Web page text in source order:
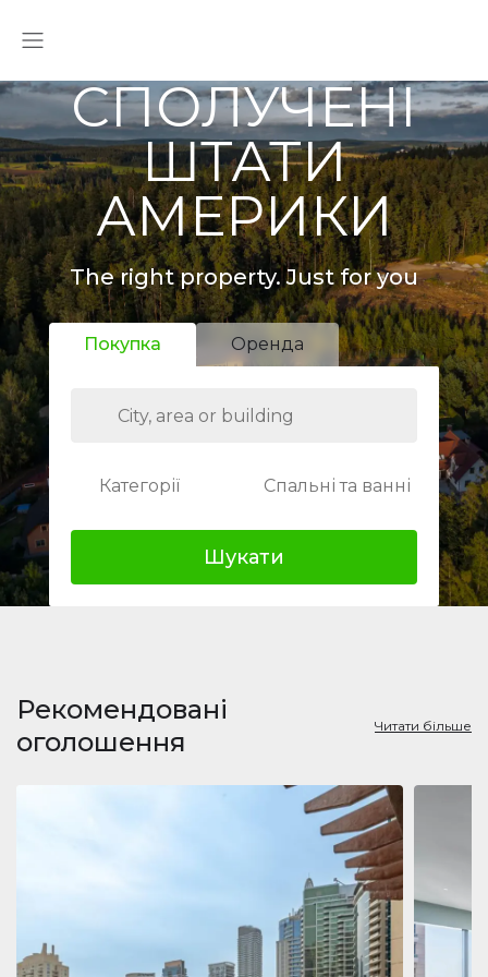
СПОЛУЧЕНІ
ШТАТИ
АМЕРИКИ
The right property. Just for you
Покупка Оренда
Категорії Спальні та ванні
Шукати
Рекомендовані
оголошення
Читати більше